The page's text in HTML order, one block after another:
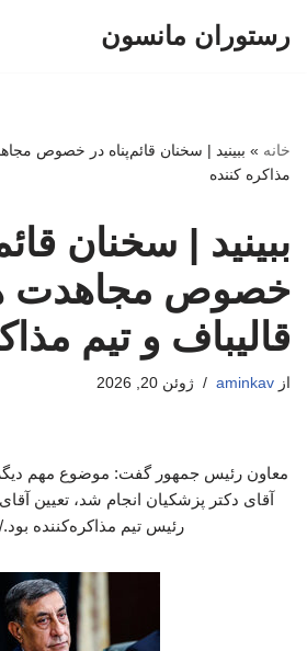
رستوران مانسون
خانه » ببینید | سخنان قائم‌پناه در خصوص
مذاکره کننده
ببینید | سخنان
خصوص مجاهدت
قالیباف و تیم
از aminkav ژوئن 20, 2026
معاون رئیس جمهور گفت: موضوع مهم
آقای دکتر پزشکیان انجام شد، تعیین
رئیس تیم مذاکره‌کننده بود./